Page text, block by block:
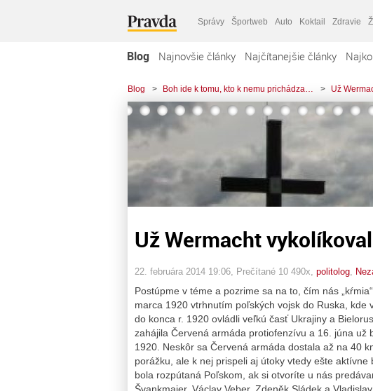
Správy Športweb Auto Koktail Zdravie
Blog Najnovšie články Najčítanejšie články
Blog > Boh ide k tomu, kto k nemu prichádza… > Už
Už Wermacht
22. februára 2014 19:06 , Prečítané 10 490x, politolog
Postúpme v téme a pozrime sa na to, čím nás
marca 1920 vtrhnutím poľských vojsk do Ruska, kde
do konca r. 1920 ovládli veľkú časť Ukrajiny a
zahájila Červená armáda protiofenzívu a 16. júna už
1920. Neskôr sa Červená armáda dostala až na 40
porážku, ale k nej prispeli aj útoky vtedy ešte
bola rozpútaná Poľskom, ak si otvoríte u nás
Švankmajer, Václav Veber, Zdeněk Sládek a